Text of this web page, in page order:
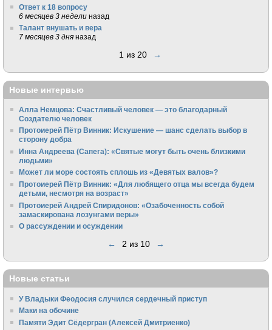
Ответ к 18 вопросу
6 месяцев 3 недели назад
Талант внушать и вера
7 месяцев 3 дня назад
1 из 20 →
Новые интервью
Алла Немцова: Счастливый человек — это благодарный
Создателю человек
Протоиерей Пётр Винник: Искушение — шанс сделать выбор в
сторону добра
Инна Андреева (Сапега): «Святые могут быть очень близкими
людьми»
Может ли море состоять сплошь из «Девятых валов»?
Протоиерей Пётр Винник: «Для любящего отца мы всегда будем
детьми, несмотря на возраст»
Протоиерей Андрей Спиридонов: «Озабоченность собой
замаскирована лозунгами веры»
О рассуждении и осуждении
← 2 из 10 →
Новые статьи
У Владыки Феодосия случился сердечный приступ
Маки на обочине
Памяти Эдит Сёдергран (Алексей Дмитриенко)